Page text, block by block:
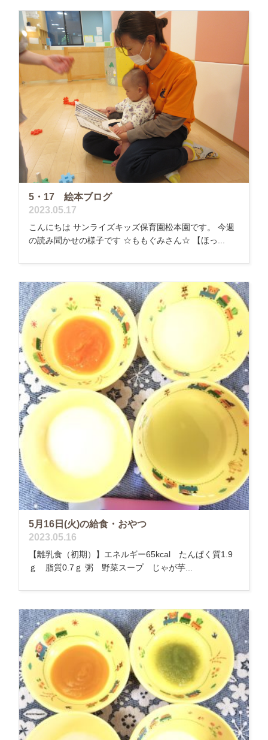
5・17 絵本ブログ
2023.05.17
こんにちは サンライズキッズ保育園松本園です。 今週
の読み聞かせの様子です ☆ももぐみさん☆ 【ほっ...
5月16日(火)の給食・おやつ
2023.05.16
【離乳食（初期）】エネルギー65kcal たんぱく質1.9
ｇ 脂質0.7ｇ 粥 野菜スープ じゃが芋...